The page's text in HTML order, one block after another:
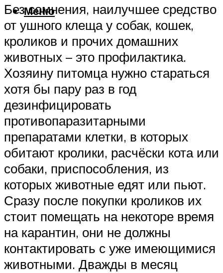
Меню
Без сомнения, наилучшее средство
от ушного клеща у собак, кошек,
кроликов и прочих домашних
животных – это профилактика.
Хозяину питомца нужно стараться
хотя бы пару раз в год
дезинфицировать
противопаразитарными
препаратами клетки, в которых
обитают кролики, расчёски кота или
собаки, приспособления, из
которых животные едят или пьют.
Сразу после покупки кроликов их
стоит помещать на некоторе время
на карантин, они не должны
контактировать с уже имеющимися
животными. Дважды в месяц